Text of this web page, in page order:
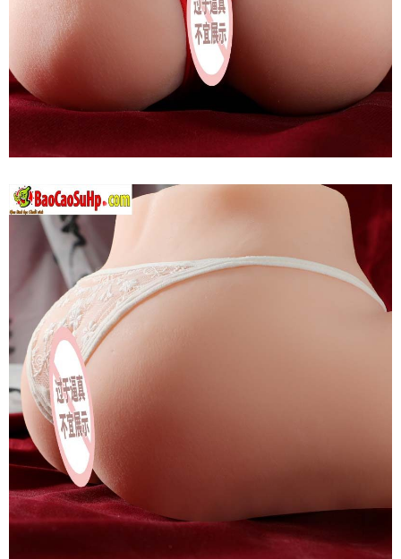
Mông
Quỷ
Mizzzee
Kagayaki
Nguyên
Thụt
Hậu
Môn
Kích
Thích